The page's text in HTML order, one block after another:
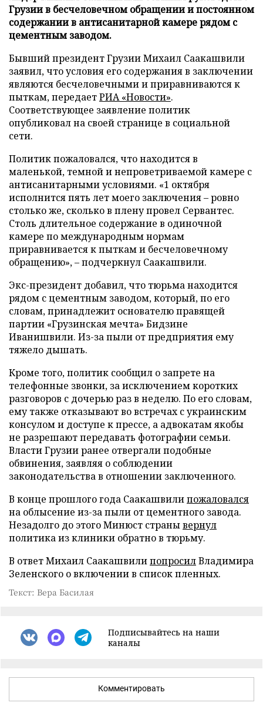
Грузии в бесчеловечном обращении и постоянном
содержании в антисанитарной камере рядом с
цементным заводом.
Бывший президент Грузии Михаил Саакашвили
заявил, что условия его содержания в заключении
являются бесчеловечными и приравниваются к
пыткам, передаетРИА «Новости».
Соответствующее заявление политик
опубликовал на своей странице в социальной
сети.
Политик пожаловался, что находится в
маленькой, темной и непроветриваемой камере с
антисанитарными условиями. «1 октября
исполнится пять лет моего заключения – ровно
столько же, сколько в плену провел Сервантес.
Столь длительное содержание в одиночной
камере по международным нормам
приравнивается к пыткам и бесчеловечному
обращению», – подчеркнул Саакашвили.
Экс-президент добавил, что тюрьма находится
рядом с цементным заводом, который, по его
словам, принадлежит основателю правящей
партии «Грузинская мечта» Бидзине
Иванишвили. Из-за пыли от предприятия ему
тяжело дышать.
Кроме того, политик сообщил о запрете на
телефонные звонки, за исключением коротких
разговоров с дочерью раз в неделю. По его словам,
ему также отказывают во встречах с украинским
консулом и доступе к прессе, а адвокатам якобы
не разрешают передавать фотографии семьи.
Власти Грузии ранее отвергали подобные
обвинения, заявляя о соблюдении
законодательства в отношении заключенного.
В конце прошлого года Саакашвилипожаловался
на облысение из-за пыли от цементного завода.
Незадолго до этого Минюст странывернул
политика из клиники обратно в тюрьму.
В ответ Михаил СаакашвилипопросилВладимира
Зеленского о включении в список пленных.
Текст: Вера Басилая
Подписывайтесь на наши
каналы
Комментировать